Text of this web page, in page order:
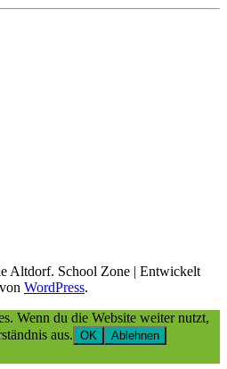
Altdorf. School Zone | Entwickelt
WordPress.
Wenn du die Website weiter nutzt,
aus. OK
Ablehnen